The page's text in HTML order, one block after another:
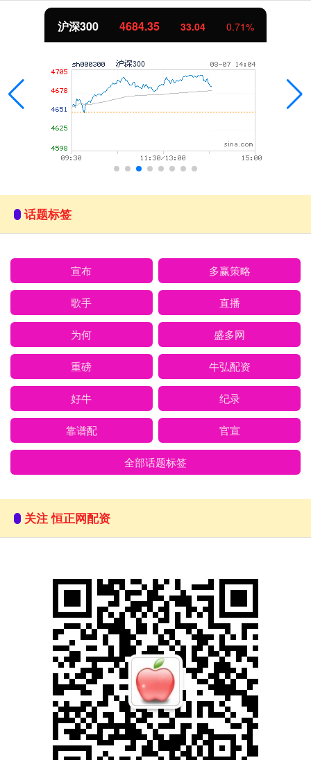
沪深300 4684.35 33.04 0.71%
话题标签
宣布 多赢策略
歌手 直播
为何 盛多网
重磅 牛弘配资
好牛 纪录
靠谱配 官宣
全部话题标签
关注 恒正网配资